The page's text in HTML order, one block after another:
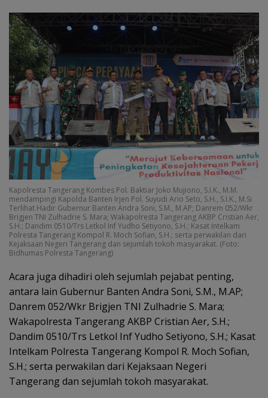
Kapolresta Tangerang Kombes Pol. Baktiar Joko Mujiono, S.I.K., M.M.
mendampingi Kapolda Banten Irjen Pol. Suyudi Ario Seto, S.H., S.I.K., M.Si
Terlihat Hadir Gubernur Banten Andra Soni, S.M., M.AP; Danrem 052/Wkr
Brigjen TNI Zulhadrie S. Mara; Wakapolresta Tangerang AKBP Cristian Aer,
S.H.; Dandim 0510/Trs Letkol Inf Yudho Setiyono, S.H.; Kasat Intelkam
Polresta Tangerang Kompol R. Moch Sofian, S.H.; serta perwakilan dari
Kejaksaan Negeri Tangerang dan sejumlah tokoh masyarakat. (Foto:
Bidhumas Polresta Tangerang)
Acara juga dihadiri oleh sejumlah pejabat penting,
antara lain Gubernur Banten Andra Soni, S.M., M.AP;
Danrem 052/Wkr Brigjen TNI Zulhadrie S. Mara;
Wakapolresta Tangerang AKBP Cristian Aer, S.H.;
Dandim 0510/Trs Letkol Inf Yudho Setiyono, S.H.; Kasat
Intelkam Polresta Tangerang Kompol R. Moch Sofian,
S.H.; serta perwakilan dari Kejaksaan Negeri
Tangerang dan sejumlah tokoh masyarakat.